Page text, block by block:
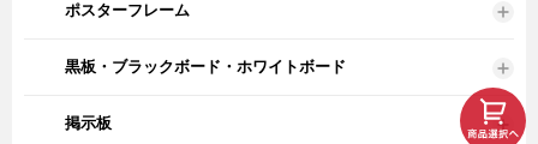
ポスターフレーム
黒板・ブラックボード・ホワイトボード
掲示板